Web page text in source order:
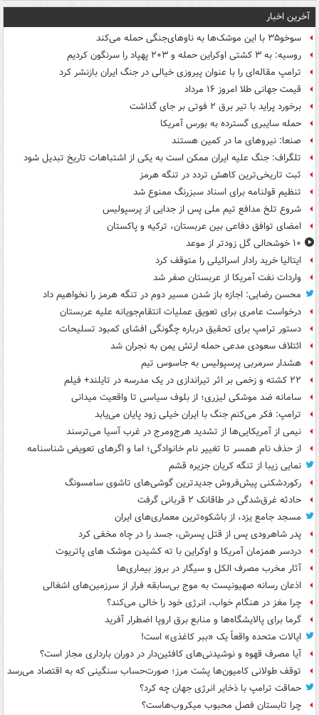
آخرین اخبار
سوخو۳۵ با این موشک‌ها به ناوهای‌جنگی حمله می‌کند
روسیه: به ۳ کشتی اوکراین حمله و ۲۰۳ پهپاد را سرنگون کردیم
ترامپ مقاله‌ای را با عنوان پیروزی خیالی در جنگ ایران بازنشر کرد
قیمت جهانی طلا امروز ۱۶ مرداد
برخورد پراید با تیر برق ۲ فوتی بر جای گذاشت
حمله سایبری گسترده به بورس آمریکا
صنعا: نیروهای ما در کمین‌ هستند
تلگراف: جنگ علیه ایران ممکن است به یکی از اشتباهات تاریخ تبدیل شود
ثبت تاریخی‌ترین کاهش تردد در تنگه هرمز
تنظیم قولنامه برای اسناد سبزرنگ ممنوع شد
شروع تلخ مدافع تیم ملی پس از جدایی از پرسپولیس
امضای توافق دفاعی بین عربستان، ترکیه و پاکستان
۱۰ خوشحالی گل زودتر از موعد
ایتالیا خرید رادار اسرائیلی را متوقف کرد
واردات نفت آمریکا از عربستان صفر شد
محسن رضایی: اجازه باز شدن مسیر دوم در تنگه هرمز را نخواهیم داد
درخواست عامری برای تعویق عملیات انتقام‌جویانه علیه عربستان
دستور ترامپ برای تحقیق درباره چگونگی افشای کمبود تسلیحات
ائتلاف سعودی مدعی حمله ارتش یمن به نجران شد
هشدار سرمربی پرسپولیس به جاسوس تیم
۲۲ کشته و زخمی بر اثر تیراندازی در یک مدرسه در تایلند+ فیلم
سامانه ضد موشکی لیزری؛ از بلوف سیاسی تا واقعیت میدانی
ترامپ: فکر می‌کنم جنگ با ایران خیلی زود پایان می‌یابد
نیمی از آمریکایی‌ها از تشدید هرج‌ومرج در غرب آسیا می‌ترسند
از حذف نام همسر تا تغییر نام خانوادگی؛ اما و اگرهای تعویض شناسنامه
نمایی زیبا از تنگه کریان جزیره قشم
رکوردشکنی پیش‌فروش جدیدترین گوشی‌های تاشوی سامسونگ
حادثه غرق‌شدگی در طاقانک ۲ قربانی گرفت
مسجد جامع یزد، از باشکوه‌ترین معماری‌های ایران
پدر شاهرودی پس از قتل پسرش، جسد را در چاه مخفی کرد
دردسر همزمان آمریکا و اوکراین با ته کشیدن موشک های پاتریوت
آثار مخرب مصرف الکل و سیگار در بروز بیماری‌ها
اذعان رسانه صهیونیست به موج بی‌سابقه فرار از سرزمین‌های اشغالی
چرا مغز در هنگام خواب، انرژی خود را خالی می‌کند؟
گرما برای پالایشگاه‌ها و منابع برق اروپا اضطرار آفرید
ایالات متحده واقعاً یک «ببر کاغذی» است!
آیا مصرف قهوه و نوشیدنی‌های کافئین‌دار در دوران بارداری مجاز است؟
توقف طولانی کامیون‌ها پشت مرز؛ صورت‌حساب سنگینی که به اقتصاد می‌رسد
حماقت ترامپ با ذخایر انرژی جهان چه کرد؟
چرا تابستان فصل محبوب میکروب‌هاست؟